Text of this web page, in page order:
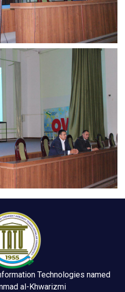
Technologies named
al-Khwarizmi